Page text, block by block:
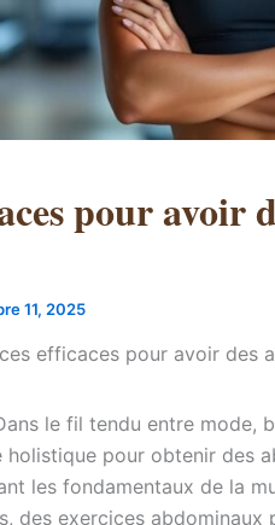
pour avoir
11, 2025
efficaces pour avoir des
le fil tendu entre
holistique pour obtenir des
les fondamentaux de la
des exercices